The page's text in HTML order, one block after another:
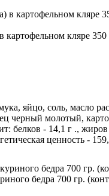
картофельном кляре
яйцо, соль, масло
черный молотый,
белков - 14,1 г ., жиров
ценность -
бедра 700 гр.